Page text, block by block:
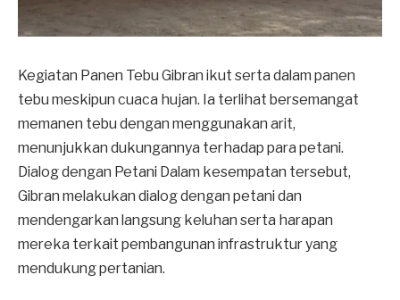
Kegiatan Panen Tebu Gibran ikut serta dalam panen
tebu meskipun cuaca hujan. Ia terlihat bersemangat
memanen tebu dengan menggunakan arit,
menunjukkan dukungannya terhadap para petani.
Dialog dengan Petani Dalam kesempatan tersebut,
Gibran melakukan dialog dengan petani dan
mendengarkan langsung keluhan serta harapan
mereka terkait pembangunan infrastruktur yang
mendukung pertanian.